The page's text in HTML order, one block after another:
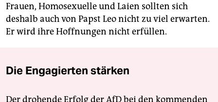
Frauen, Homosexuelle und Laien sollten sich
deshalb auch von Papst Leo nicht zu viel erwarten.
Er wird ihre Hoffnungen nicht erfüllen.
Die Engagierten stärken
Der drohende Erfolg der AfD bei den kommenden